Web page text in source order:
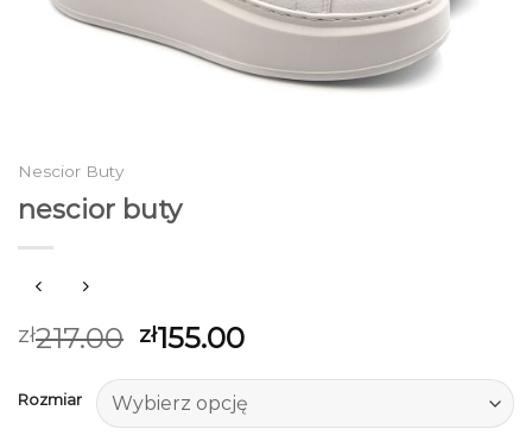
Nescior Buty
nescior buty
zł217.00 zł155.00
Rozmiar